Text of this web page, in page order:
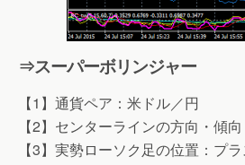
⇒スーパーボリンジャー
【1】通貨ペア：米ドル／円
【2】センターラインの方向・傾
【3】実勢ローソク足の位置：プ